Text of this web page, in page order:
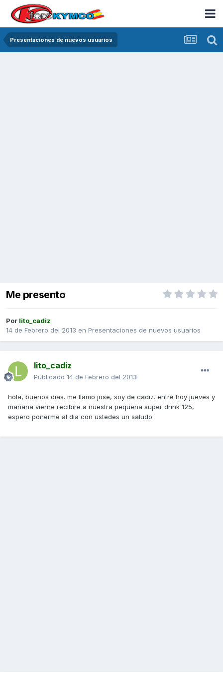
Presentaciones de nuevos usuarios
Me presento
Por lito_cadiz
14 de Febrero del 2013 en Presentaciones de nuevos usuarios
lito_cadiz
Publicado 14 de Febrero del 2013
hola, buenos dias. me llamo jose, soy de cadiz. entre hoy jueves y
mañana vierne recibire a nuestra pequeña super drink 125,
espero ponerme al dia con ustedes un saludo